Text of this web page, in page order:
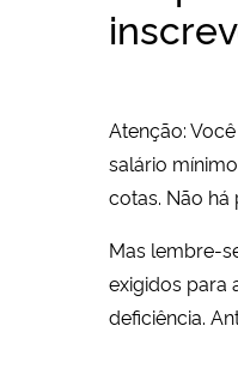
Atenção:
salário
cotas. Não
Mas lembre-
exigidos para
deficiência.